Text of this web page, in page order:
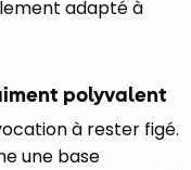
adapté à
polyvalent
à rester figé.
une base